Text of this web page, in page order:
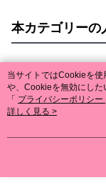
本カテゴリーの
人気タグ
当サイトではCookieを
や、Cookieを無効にした
「 プライバシーポリシー
が、当サイトを引き続き
詳しく見る >